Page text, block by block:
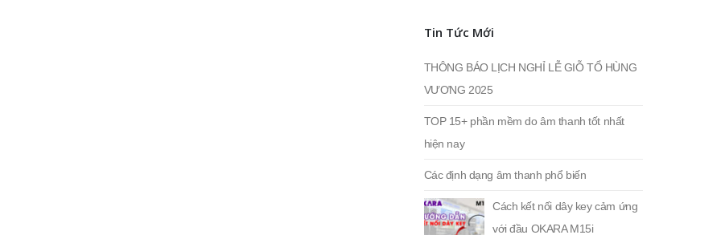
Tin Tức Mới
THÔNG BÁO LỊCH NGHỈ LỄ GIỖ TỔ HÙNG
VƯƠNG 2025
TOP 15+ phần mềm do âm thanh tốt nhất
hiện nay
Các định dạng âm thanh phổ biến
Cách kết nối dây key cảm ứng
với đầu OKARA M15i